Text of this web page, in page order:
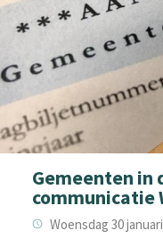
Gemeenten in
communicatie
Woensdag 30